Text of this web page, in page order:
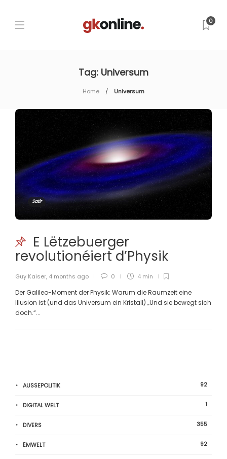
0
Tag: Universum
Home Universum
Satir
E Lëtzebuerger
revolutionéiert d’Physik
Guy Kaiser, 4 months ago 0 4 min
Der Galileo-Moment der Physik: Warum die Raumzeit eine
Illusion ist (und das Universum ein Kristall) „Und sie bewegt sich
doch.“...
AUSSEPOLITIK 92
DIGITAL WELT 1
DIVERS 355
ËMWELT 92